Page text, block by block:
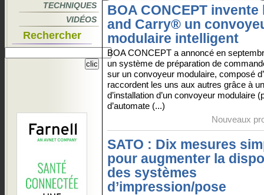
TECHNIQUES
VIDÉOS
Rechercher
BOA CONCEPT invente
and Carry® un
modulaire intelligent
BOA CONCEPT a annoncé en
un système de préparation de
sur un convoyeur modulaire, composé
raccordent les uns aux autres grâce à
d’installation d’un convoyeur modulaire
d’automate (...)
Nouveaux
SATO : Dix mesures
pour augmenter la
des systèmes
d’impression/pose